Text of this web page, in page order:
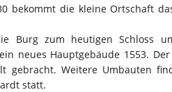
bekommt die kleine Ortschaft
Burg zum heutigen Schloss
neues Hauptgebäude 1553.
gebracht. Weitere Umbauten
statt.